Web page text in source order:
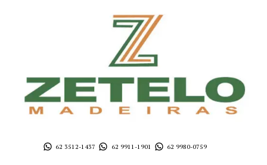
62 3512-1437 62 9911-1901 62 9980-0759